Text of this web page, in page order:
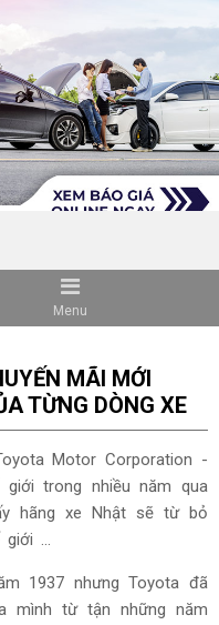
Menu
MÃI MỚI
TỪNG DÒNG XE
Motor Corporation -
trong nhiều năm qua
hãng xe Nhật sẽ từ bỏ
...
1937 nhưng Toyota đã
mình từ tận những năm